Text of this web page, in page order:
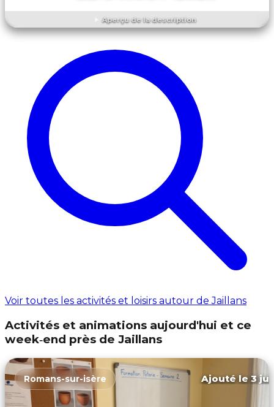
Aperçu de la description
DÉCOUVRIR L'ÉVÉNEMENT
Voir toutes les activités et loisirs autour de Jaillans
Activités et animations aujourd'hui et ce
week‑end près de Jaillans
Romans-sur-isère Ajouté le 3